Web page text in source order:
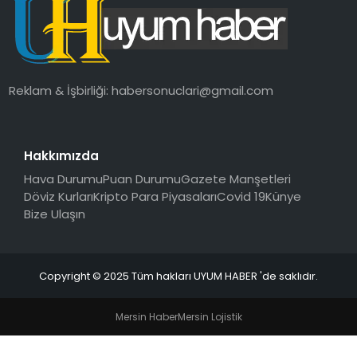
SAĞLIK
MAGAZIN
Reklam & İşbirliği:habersonuclari@gmail.com
Hakkımızda
Hava DurumuPuan DurumuGazete Manşetleri
Döviz KurlarıKripto Para PiyasalarıCovid 19Künye
Bize Ulaşın
Copyright © 2025 Tüm hakları UYUM HABER 'de saklıdır.
Mersin HaberMersin Lojistik